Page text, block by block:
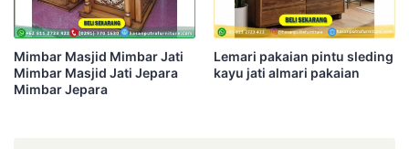
Mimbar Masjid Mimbar Jati
Mimbar Masjid Jati Jepara
Mimbar Jepara
Lemari pakaian pintu sleding
kayu jati almari pakaian